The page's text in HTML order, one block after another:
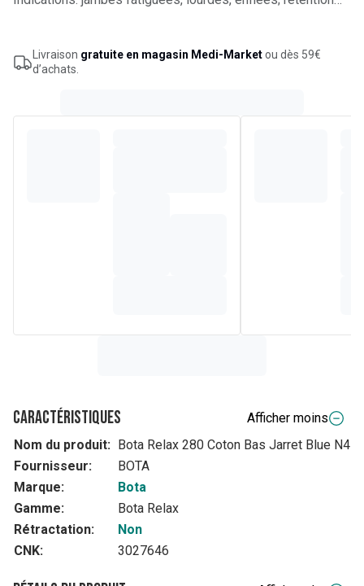
distance (avion, train, voiture, autocar).
Livraison gratuite en magasin Medi-Marketou dès 59€
d’achats.
Caractéristiques
Afficher moins
Nom du produit: Bota Relax 280 Coton Bas Jarret Blue N4
Fournisseur:
BOTA
Marque:
Bota
Gamme:
Bota Relax
Rétractation:
Non
CNK:
3027646